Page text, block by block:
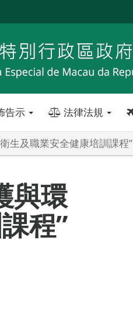
告示 法律法規
生及職業安全健康培訓課程”
與環
程”